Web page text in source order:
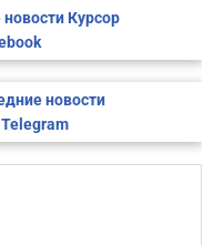
Курсор
новости